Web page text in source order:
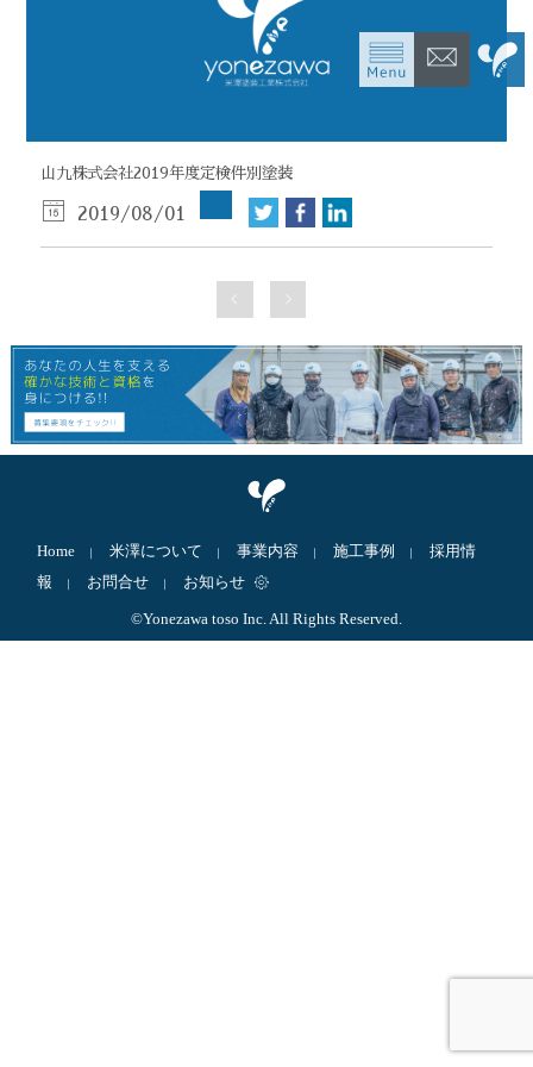
山九株式会社2019年度定検件別塗装
2019/08/01
Home ｜米澤について ｜事業内容 ｜ 施工事例 ｜採用情
報
｜ お問合せ ｜ お知らせ
©Yonezawa toso Inc. All Rights Reserved.